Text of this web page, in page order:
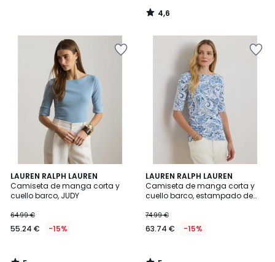
4,6
/
LAUREN RALPH LAUREN
Camiseta de manga corta y
cuello barco, JUDY
64.99 €
55.24 € -15%
5
/
5
LAUREN RALPH LAUREN
Camiseta de manga corta y
cuello barco, estampado de
74.99 €
63.74 € -15%
5
/
5